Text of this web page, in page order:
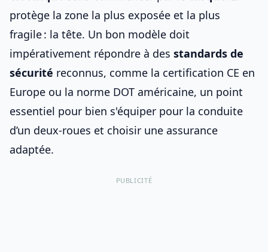
protège la zone la plus exposée et la plus
fragile : la tête. Un bon modèle doit
impérativement répondre à des standards de
sécurité reconnus, comme la certification CE en
Europe ou la norme DOT américaine, un point
essentiel pour bien s'équiper pour la conduite
d’un deux-roues et choisir une assurance
adaptée.
PUBLICITÉ